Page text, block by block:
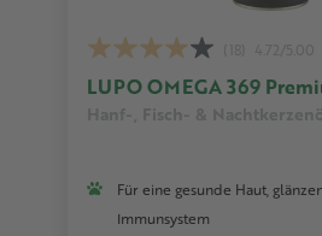
LUPO OMEGA 369
Für eine gesunde Haut,
Immunsystem